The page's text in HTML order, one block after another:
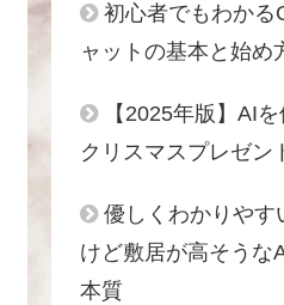
初心者でもわかる
ャットの基本と始め
【2025年版】AI
クリスマスプレゼン
優しくわかりや
けど敷居が高そうな
本質